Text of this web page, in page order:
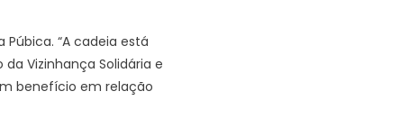
“A cadeia está
Vizinhança Solidária e
benefício em relação